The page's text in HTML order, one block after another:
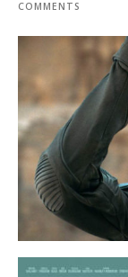
COMMENTS